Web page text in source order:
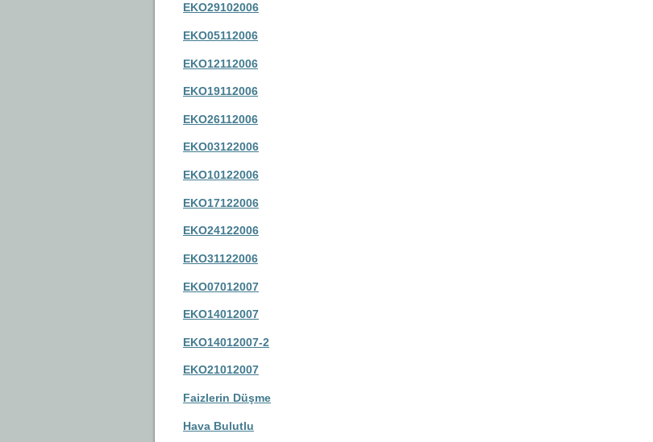
EKO29102006
EKO05112006
EKO12112006
EKO19112006
EKO26112006
EKO03122006
EKO10122006
EKO17122006
EKO24122006
EKO31122006
EKO07012007
EKO14012007
EKO14012007-2
EKO21012007
Faizlerin Düşme
Hava Bulutlu